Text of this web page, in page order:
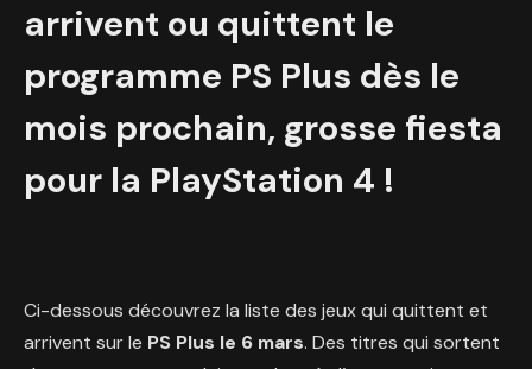
arrivent ou quittent le
programme PS Plus dès le
mois prochain, grosse fiesta
pour la PlayStation 4 !
Ci-dessous découvrez la liste des jeux qui quittent et
arrivent sur le PS Plus le 6 mars. Des titres qui sortent